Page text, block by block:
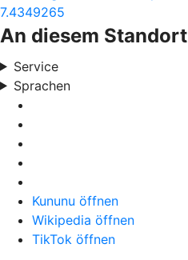
7.4349265
An diesem Standort
Service
Sprachen
Kununu öffnen
Wikipedia öffnen
TikTok öffnen